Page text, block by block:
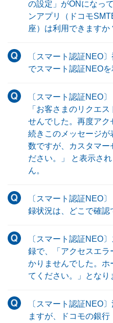
の設定」がONになっ
ンアプリ（ドコモ
座）は利用できますか
〔スマート認証NEO
でスマート認証NEO
〔スマート認証NEO
「お客さまのリクエ
せんでした。再度アク
続きこのメッセージ
数ですが、カスタマー
ださい。」 と表示さ
ん。
〔スマート認証NEO
録状況は、どこで確認
〔スマート認証NEO
録で、「アクセスエラ
かりませんでした。ホ
てください。」となり
〔スマート認証NEO
ますが、ドコモの銀